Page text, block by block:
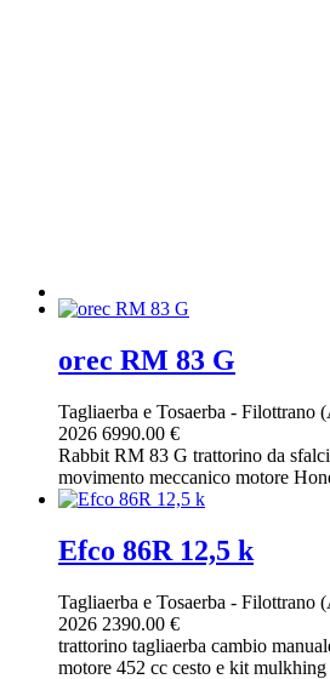
orec RM 83 G
Tagliaerba e Tosaerba - Filottrano
2026 6990.00 €
Rabbit RM 83 G trattorino da
movimento meccanico motore
Efco 86R 12,5 k
Tagliaerba e Tosaerba - Filottrano
2026 2390.00 €
trattorino tagliaerba cambio
motore 452 cc cesto e kit mulkhing